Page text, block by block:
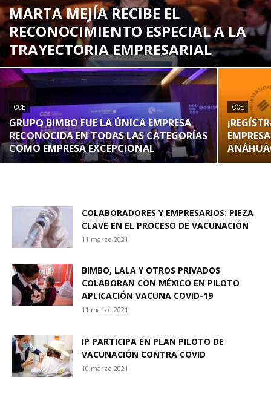
MARTA MEJÍA RECIBE EL
RECONOCIMIENTO ESPECIAL A LA
TRAYECTORIA EMPRESARIAL
CCE
GRUPO BIMBO FUE LA ÚNICA EMPRESA
RECONOCIDA EN TODAS LAS CATEGORÍAS
COMO EMPRESA EXCEPCIONAL
CCE
COLABORADORES Y EMPRESARIOS: PIEZA
CLAVE EN EL PROCESO DE VACUNACIÓN
11 marzo 2021
BIMBO, LALA Y OTROS PRIVADOS
COLABORAN CON MÉXICO EN PILOTO
APLICACIÓN VACUNA COVID-19
11 marzo 2021
IP PARTICIPA EN PLAN PILOTO DE
VACUNACIÓN CONTRA COVID
10 marzo 2021